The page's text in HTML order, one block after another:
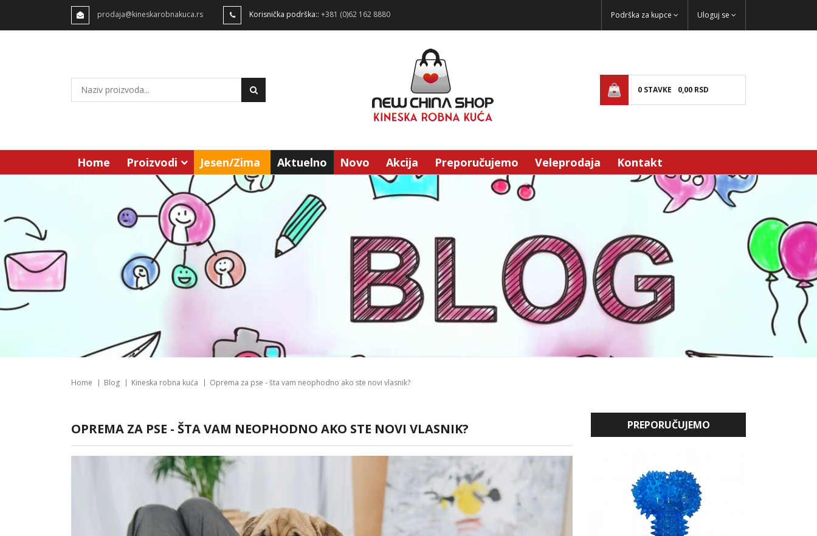
prodaja@kineskarobnakuca.rs Korisnička podrška:: +381 (0)62 162 8880 Podrška za kupce Uloguj se
0 STAVKE 0,00 RSD
Home Proizvodi Jesen/Zima Aktuelno Novo Akcija Preporučujemo Veleprodaja Kontakt
Home Blog Kineska robna kuća Oprema za pse - šta vam neophodno ako ste novi vlasnik?
OPREMA ZA PSE - ŠTA VAM NEOPHODNO AKO STE NOVI VLASNIK? PREPORUČUJEMO